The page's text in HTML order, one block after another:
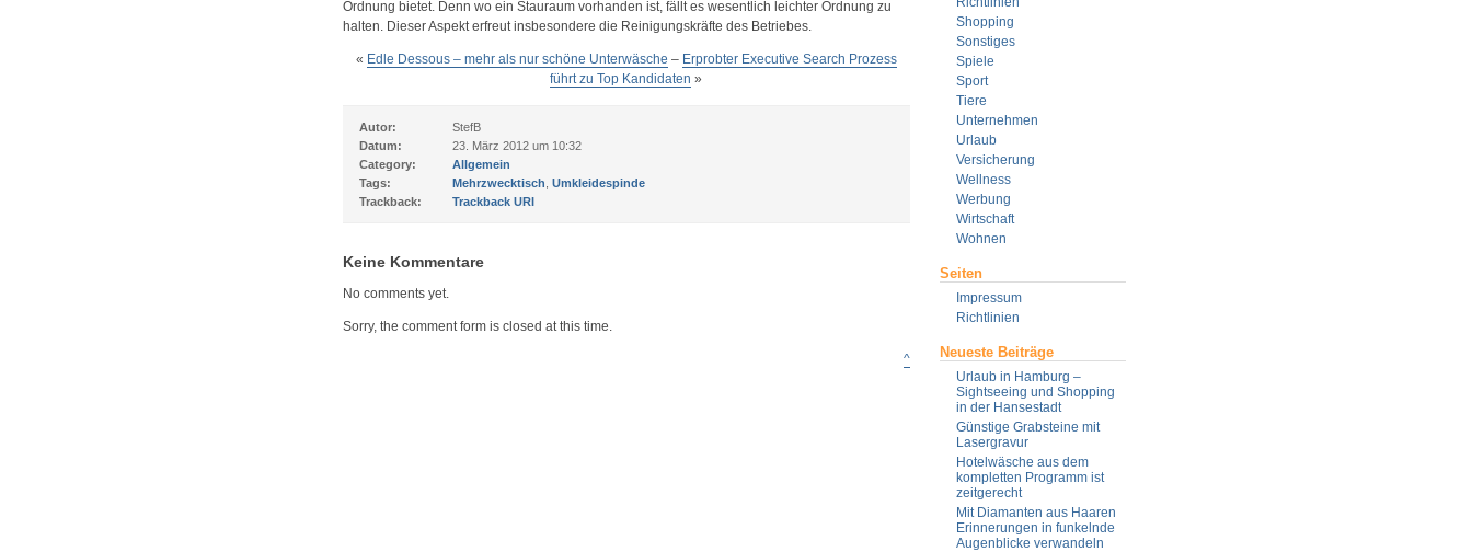
Shopping
Sonstiges
Spiele
Sport
Tiere
Unternehmen
Urlaub
Versicherung
Wellness
Werbung
Wirtschaft
Wohnen
Seiten
Impressum
Richtlinien
Neueste Beiträge
Urlaub in Hamburg –
Sightseeing und Shopping
in der Hansestadt
Günstige Grabsteine mit
Lasergravur
Hotelwäsche aus dem
kompletten Programm ist
zeitgerecht
Mit Diamanten aus Haaren
Erinnerungen in funkelnde
Augenblicke verwandeln
Ordnung bietet. Denn wo ein Stauraum vorhanden ist, fällt es wesentlich leichter Ordnung zu
halten. Dieser Aspekt erfreut insbesondere die Reinigungskräfte des Betriebes.
« Edle Dessous – mehr als nur schöne Unterwäsche – Erprobter Executive Search Prozess
führt zu Top Kandidaten »
Autor:
StefB
Datum:
23. März 2012 um 10:32
Category:
Allgemein
Tags:
Mehrzwecktisch Umkleidespinde
Trackback:
Trackback URI
Keine Kommentare
No comments yet.
Sorry, the comment form is closed at this time.
^